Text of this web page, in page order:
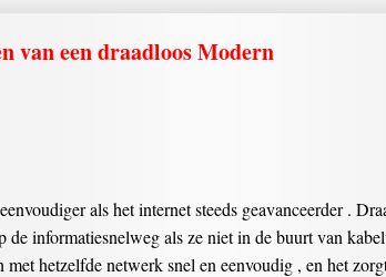
van een draadloos Modern
als het internet steeds geavanceerder .
informatiesnelweg als ze niet in de buurt van
hetzelfde netwerk snel en eenvoudig , en het